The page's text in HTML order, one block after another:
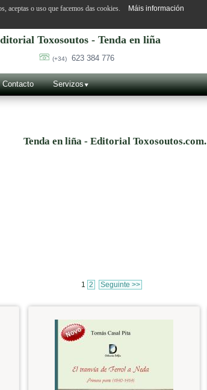
Toxosoutos - Tenda en liña
(+34) 623 384 776
Contacto Servizos
Tenda en liña - Editorial Toxosoutos.com.
1 2 Seguinte >>
aceptas o uso que facemos das cookies. Máis información